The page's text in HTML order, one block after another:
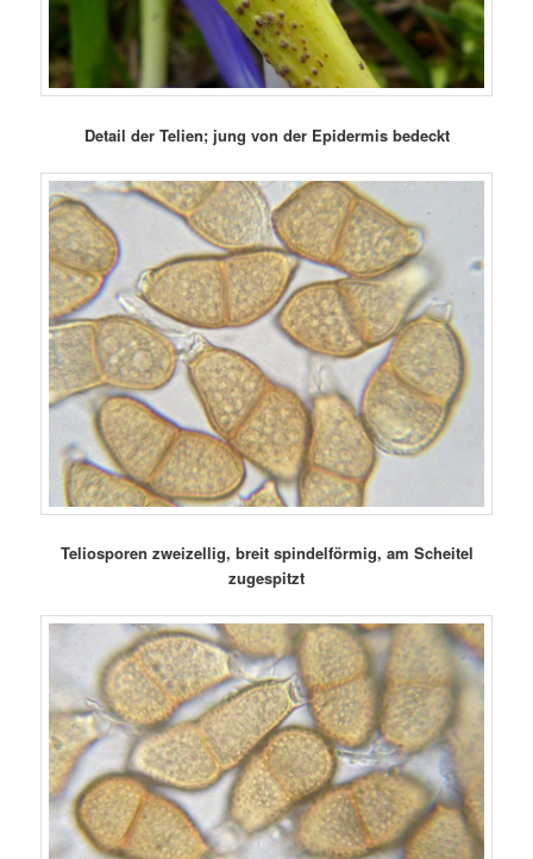
Detail der Telien; jung von der Epidermis bedeckt
Teliosporen zweizellig, breit spindelförmig, am Scheitel
zugespitzt